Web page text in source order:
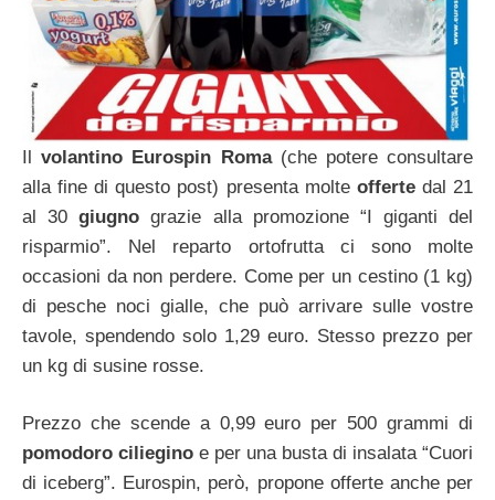
Ilvolantino Eurospin Roma(che potere consultare
alla fine di questo post) presenta molte offertedal 21
al 30giugno grazie alla promozione “I giganti del
risparmio”. Nel reparto ortofrutta ci sono molte
occasioni da non perdere. Come per un cestino (1 kg)
di pesche noci gialle, che può arrivare sulle vostre
tavole, spendendo solo 1,29 euro. Stesso prezzo per
un kg di susine rosse.
Prezzo che scende a 0,99 euro per 500 grammi di
pomodoro ciliegino e per una busta di insalata “Cuori
di iceberg”. Eurospin, però, propone offerte anche per